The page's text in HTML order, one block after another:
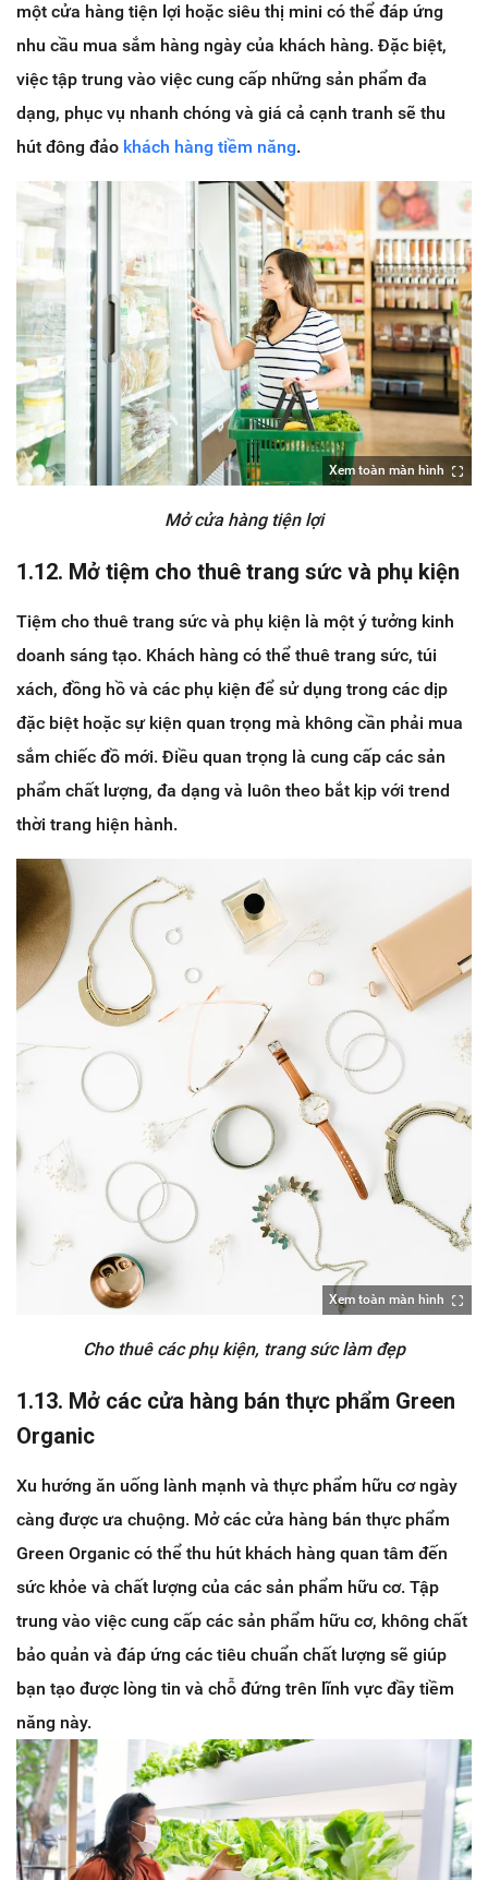
một cửa hàng tiện lợi hoặc siêu thị mini có thể đáp ứng
nhu cầu mua sắm hàng ngày của khách hàng. Đặc biệt,
việc tập trung vào việc cung cấp những sản phẩm đa
dạng, phục vụ nhanh chóng và giá cả cạnh tranh sẽ thu
hút đông đảo khách hàng tiềm năng.
Xem toàn màn hình
Mở cửa hàng tiện lợi
1.12. Mở tiệm cho thuê trang sức và phụ kiện
Tiệm cho thuê trang sức và phụ kiện là một ý tưởng kinh
doanh sáng tạo. Khách hàng có thể thuê trang sức, túi
xách, đồng hồ và các phụ kiện để sử dụng trong các dịp
đặc biệt hoặc sự kiện quan trọng mà không cần phải mua
sắm chiếc đồ mới. Điều quan trọng là cung cấp các sản
phẩm chất lượng, đa dạng và luôn theo bắt kịp với trend
thời trang hiện hành.
Xem toàn màn hình
Cho thuê các phụ kiện, trang sức làm đẹp
1.13. Mở các cửa hàng bán thực phẩm Green
Organic
Xu hướng ăn uống lành mạnh và thực phẩm hữu cơ ngày
càng được ưa chuộng. Mở các cửa hàng bán thực phẩm
Green Organic có thể thu hút khách hàng quan tâm đến
sức khỏe và chất lượng của các sản phẩm hữu cơ. Tập
trung vào việc cung cấp các sản phẩm hữu cơ, không chất
bảo quản và đáp ứng các tiêu chuẩn chất lượng sẽ giúp
bạn tạo được lòng tin và chỗ đứng trên lĩnh vực đầy tiềm
năng này.